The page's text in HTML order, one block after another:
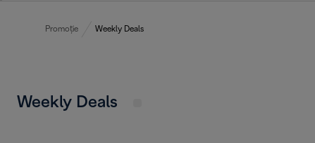
Promoție Weekly Deals
Weekly Deals